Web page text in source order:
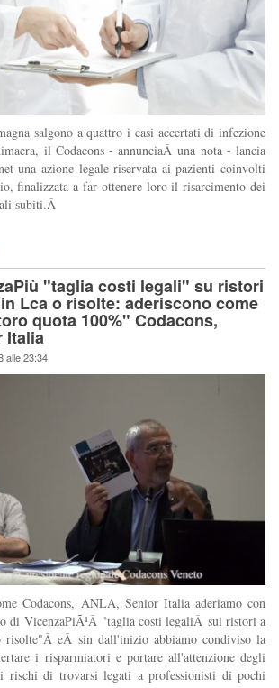
salgono a quattro i casi accertati di infezione
il Codacons - annunciaÂ una nota - lancia
una azione legale riservata ai pazienti coinvolti
finalizzata a far ottenere loro il risarcimento dei
subiti.Â
"taglia costi legali" su ristori
Lca o risolte: aderiscono come
quota 100%" Codacons,
Italia
alle 23:34
Codacons, ANLA, Senior Italia aderiamo con
di VicenzaPiÃ¹Â "taglia costi legaliÂ sui ristori a
risolte"Â eÂ sin dall'inizio abbiamo condiviso la
i risparmiatori e portare all'attenzione degli
rischi di trovarsi legati a professionisti di pochi